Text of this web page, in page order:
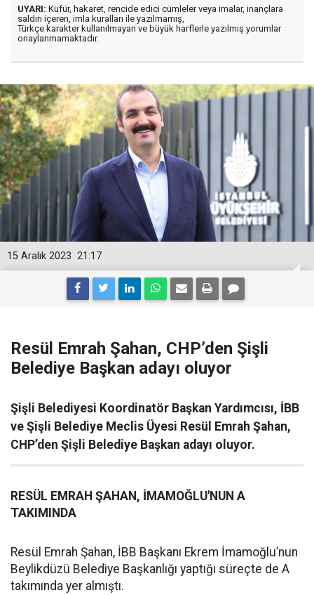
UYARI: Küfür, hakaret, rencide edici cümleler veya imalar, inançlara
saldırı içeren, imla kuralları ile yazılmamış,
Türkçe karakter kullanılmayan ve büyük harflerle yazılmış yorumlar
onaylanmamaktadır.
21:17
15 Aralık 2023
Resül Emrah Şahan, CHP’den Şişli
Belediye Başkan adayı oluyor
Şişli Belediyesi Koordinatör Başkan Yardımcısı, İBB
ve Şişli Belediye Meclis Üyesi Resül Emrah Şahan,
CHP’den Şişli Belediye Başkan adayı oluyor.
RESÜL EMRAH ŞAHAN, İMAMOĞLU'NUN A
TAKIMINDA
Resül Emrah Şahan, İBB Başkanı Ekrem İmamoğlu’nun
Beylikdüzü Belediye Başkanlığı yaptığı süreçte de A
takımında yer almıştı.